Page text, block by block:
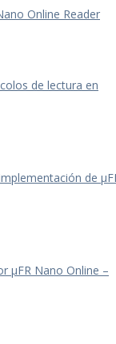
Online Reader
de lectura en
de
μFR Nano Online –